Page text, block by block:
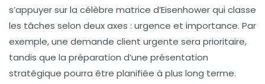
s’appuyer sur la célèbre matrice d’Eisenhowerqui classe
les tâches selon deux axes : urgence et importance. Par
exemple, une demande client urgente sera prioritaire,
tandis que la préparation d’une présentation
stratégique pourra être planifiée à plus long terme.